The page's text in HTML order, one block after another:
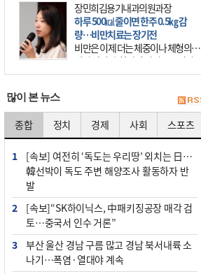
장민희김용기내과의원과장
하루 500㎉ 줄이면 한주 0.5㎏ 감
량…비만치료는 장기전
비만은 이제 더는 체중이나 체형의 문
제가 아니다. 하나의 질병으로 인지
하고 치료와 관리를 해야 한다. 세계
많이 본 뉴스
종합 정치 경제 사회 스포츠
1
[속보] 여전히 ‘독도는 우리땅’ 외치는 日…
韓선박이 독도 주변 해양조사 활동하자 반
발
2
[속보]“SK하이닉스, 中패키징공장 매각 검
토…중국서 인수 거론”
3
부산 울산 경남 구름 많고 경남 북서내륙 소
나기…폭염·열대야 계속